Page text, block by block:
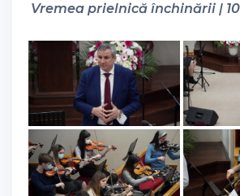
Vremea prielnică închinării |